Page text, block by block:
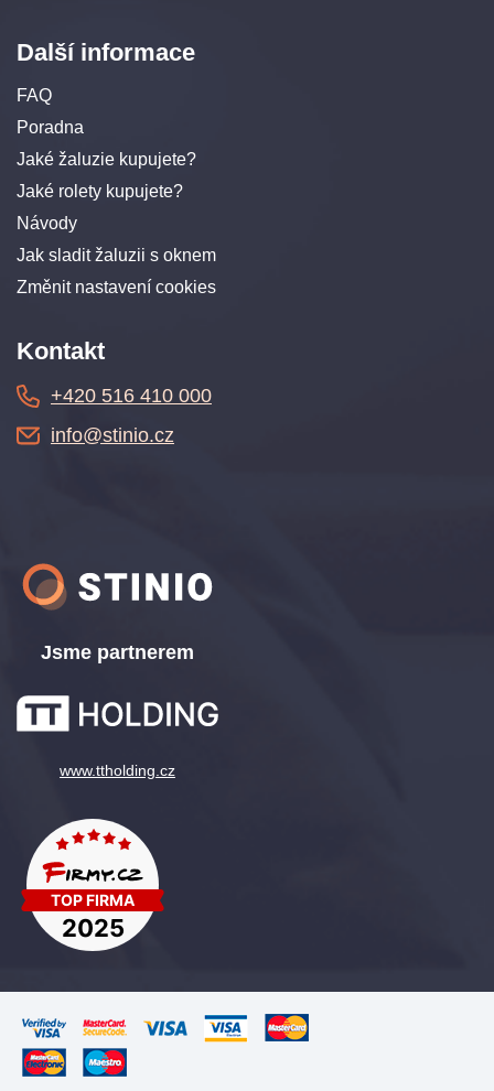
Další informace
FAQ
Poradna
Jaké žaluzie kupujete?
Jaké rolety kupujete?
Návody
Jak sladit žaluzii s oknem
Změnit nastavení cookies
Jsme partnerem
www.ttholding.cz
Kontakt
+420 516 410 000
info@stinio.cz